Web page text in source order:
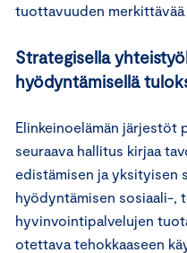
tuottavuuden merkittävää
Strategisella
hyödyntämisellä
Elinkeinoelämän järjestöt
seuraava hallitus kirjaa
edistämisen ja yksityisen
hyödyntämisen sosiaali-,
hyvinvointipalvelujen
otettava tehokkaaseen